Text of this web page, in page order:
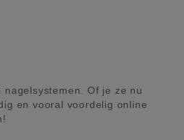
Of je ze nu
en vooral voordelig online